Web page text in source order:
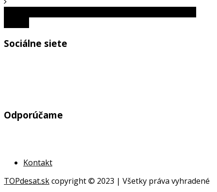
Sociálne siete
Odporúčame
Kontakt
TOPdesat.skcopyright © 2023 | Všetky práva vyhradené